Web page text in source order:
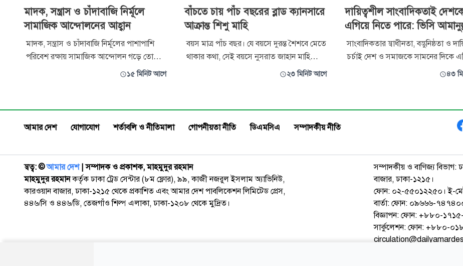
মাদক, সন্ত্রাস ও চাঁদাবাজি নির্মূলে
সামাজিক আন্দোলনের আহ্বান
মাদক, সন্ত্রাস ও চাঁদাবাজি নির্মূলের পাশাপাশি
পরিবেশ রক্ষায় সামাজিক আন্দোলন গড়ে তোলার
আহ্বান জানিয়েছেন বৃক্ষরোপণ কর্মসূচিতে বক্তারা।
স্বেচ্ছাসেবী সংগঠনসহ সমাজের সর্বস্তরের মানুষকে
নিজ নিজ অবস্থান থেকে দ
১৫ মিনিট আগে
বাঁচতে চায় পাঁচ বছরের ব্লাড ক্যানসারে
আক্রান্ত শিশু মাহি
বয়স মাত্র পাঁচ বছর। যে বয়সে দুরন্ত শৈশবে মেতে
থাকার কথা, সেই বয়সে নুসরাত জাহান মাহি
লড়ছে মরণব্যাধি ব্লাড ক্যানসারের সঙ্গে। ছোট্ট এই
মেডিকেল বিশ্ববিদ্যালয়ের হেমাটোলজি ও
অনকোলজি বিভাগে (১৫ তলা, ওয়া
২৩ মিনিট আগে
দায়িত্বশীল সাংবাদিকতাই
এগিয়ে নিতে পারে: ভিসি
সাংবাদিকতার স্বাধীনতা, বস্তুনিষ্ঠতা ও
চর্চাই দেশ ও সমাজকে সামনের দিকে
নিতে পারে বলে মন্তব্য করেছেন জাতীয়
সমাজের দর্পণ এবং গণতন্ত্রের অন্যতম
ভিত্তি। তথ্যপ্রযুক্তির এই যুগে সংবাদ পর
৪৩
আমার দেশ যোগাযোগ শর্তাবলি ও নীতিমালা গোপনীয়তা নীতি ডিএমসিএ সম্পাদকীয় নীতি
স্বত্ব: ©️আমার দেশ| সম্পাদক ও প্রকাশক, মাহমুদুর রহমান
মাহমুদুর রহমানকর্তৃক ঢাকা ট্রেড সেন্টার (৮ম ফ্লোর), ৯৯, কাজী নজরুল ইসলাম অ্যাভিনিউ,
কারওয়ান বাজার, ঢাকা-১২১৫ থেকে প্রকাশিত এবং আমার দেশ পাবলিকেশন লিমিটেড প্রেস,
৪৪৬/সি ও ৪৪৬/ডি, তেজগাঁও শিল্প এলাকা, ঢাকা-১২০৮ থেকে মুদ্রিত।
সম্পাদকীয় ও বাণিজ্য বিভাগ:
বাজার, ঢাকা-১২১৫।
ফোন: ০২-৫৫০১২২৫০। ই-
বার্তা: ফোন: ০৯৬৬৬-
বিজ্ঞাপন: ফোন: +৮৮০-
সার্কুলেশন: ফোন: +৮৮০-